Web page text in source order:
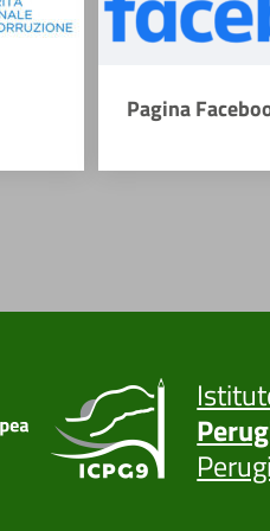
Pagina